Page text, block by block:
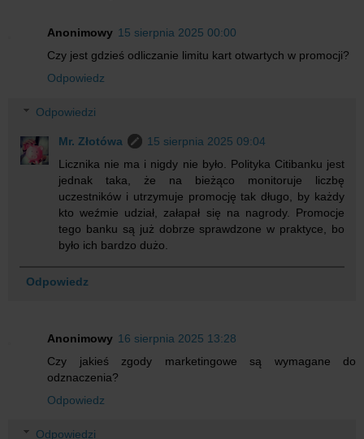
Anonimowy 15 sierpnia 2025 00:00
Czy jest gdzieś odliczanie limitu kart otwartych w promocji?
Odpowiedz
Odpowiedzi
Mr. Złotówa
15 sierpnia 2025 09:04
Licznika nie ma i nigdy nie było. Polityka Citibanku jest
jednak taka, że na bieżąco monitoruje liczbę
uczestników i utrzymuje promocję tak długo, by każdy
kto weźmie udział, załapał się na nagrody. Promocje
tego banku są już dobrze sprawdzone w praktyce, bo
było ich bardzo dużo.
Odpowiedz
Anonimowy 16 sierpnia 2025 13:28
Czy jakieś zgody marketingowe są wymagane do
odznaczenia?
Odpowiedz
Odpowiedzi